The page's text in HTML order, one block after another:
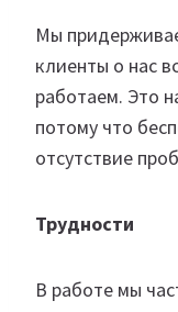
Мы
клиенты о нас
работаем. Это
потому что
отсутствие
Трудности
В работе мы